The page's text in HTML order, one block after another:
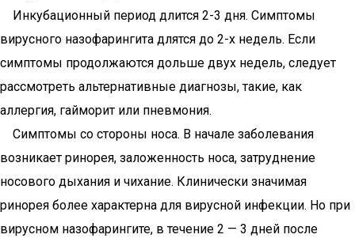
Инкубационный период длится 2-3 дня. Симптомы
вирусного назофарингита длятся до 2-х недель. Если
симптомы продолжаются дольше двух недель, следует
рассмотреть альтернативные диагнозы, такие, как
аллергия, гайморит или пневмония.
Симптомы со стороны носа. В начале заболевания
возникает ринорея, заложенность носа, затруднение
носового дыхания и чихание. Клинически значимая
ринорея более характерна для вирусной инфекции. Но при
вирусном назофарингите, в течение 2 — 3 дней после